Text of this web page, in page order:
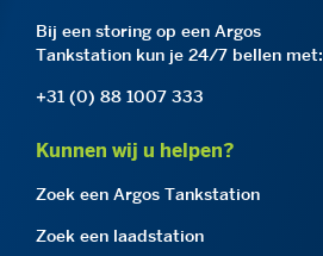
Bij een storing op een Argos
Tankstation kun je 24/7 bellen met:
+31 (0) 88 1007 333
Kunnen wij u helpen?
Zoek een Argos Tankstation
Zoek een laadstation